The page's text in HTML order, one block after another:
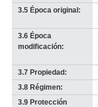
3.5 Época original:
3.6 Época
modificación:
3.7 Propiedad:
3.8 Régimen:
3.9 Protección